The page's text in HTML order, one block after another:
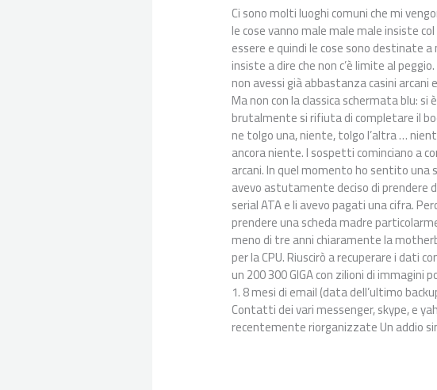
Ci sono molti luoghi comuni che mi
le cose vanno male male male insiste
essere e quindi le cose sono destinate
insiste a dire che non c’è limite al
non avessi già abbastanza casini
Ma non con la classica schermata blu:
brutalmente si rifiuta di completare il
ne tolgo una, niente, tolgo l’altra …
ancora niente. I sospetti cominciano a
arcani. In quel momento ho sentito una
avevo astutamente deciso di prendere
serial ATA e li avevo pagati una cifra.
prendere una scheda madre
meno di tre anni chiaramente la
per la CPU. Riuscirò a recuperare i dati
un 200 300 GIGA con zilioni di immagini
1. 8 mesi di email (data dell’ultimo
Contatti dei vari messenger, skype, e
recentemente riorganizzate Un addio